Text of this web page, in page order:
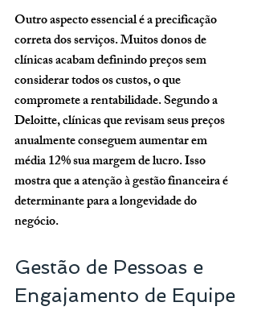
Outro aspecto essencial é a precificação
correta dos serviços. Muitos donos de
clínicas acabam definindo preços sem
considerar todos os custos, o que
compromete a rentabilidade. Segundo a
Deloitte, clínicas que revisam seus preços
anualmente conseguem aumentar em
média 12% sua margem de lucro. Isso
mostra que a atenção à gestão financeira é
determinante para a longevidade do
negócio.
Gestão de Pessoas e
Engajamento de Equipe